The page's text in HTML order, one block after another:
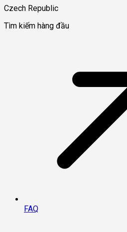
Czech Republic
Tìm kiếm hàng đầu
FAQ